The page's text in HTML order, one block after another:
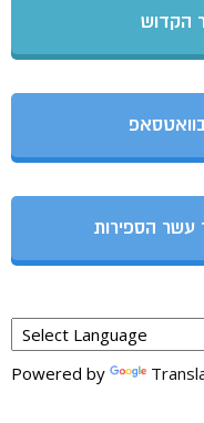
הקדוש
עשר הספירות
Powered by